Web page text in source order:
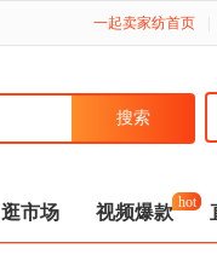
一起卖家纺首页
逛市场 视频爆款 hot